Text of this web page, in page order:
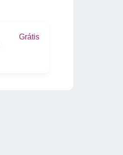
Grátis